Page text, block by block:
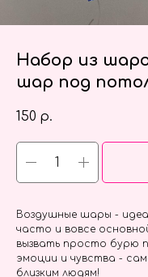
Набор из
шар под
150 р.
Воздушные шары -
часто и вовсе
вызвать просто бурю
эмоции и чувства -
близким людям!